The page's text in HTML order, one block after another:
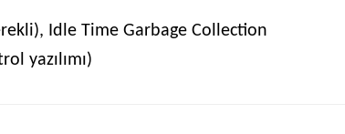
Idle Time Garbage Collection
yazılımı)